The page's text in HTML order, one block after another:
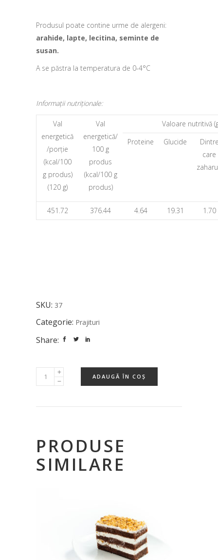
Produsul poate contine urme de alergeni:
arahide, lapte, lecitina, seminte de
susan.
A se păstra la temperatura de 0-4°C
Informații nutriționale:
Val
energetică
/porție
(kcal/100
g produs)
(120 g)
Val
energetică/
100 g
produs
(kcal/100 g
produs)
Valoare nutritivă
Proteine
Glucide
care
451.72 376.44 4.64 19.31 1.70
SKU: 37
Categorie: Prajituri
Share:
ADAUGĂ ÎN COȘ
PRODUSE
SIMILARE